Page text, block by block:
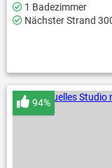
1 Badezimmer
Nächster Strand
94%